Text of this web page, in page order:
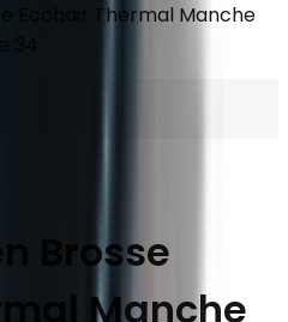
Ecohair Thermal Manche
Brosse
Manche